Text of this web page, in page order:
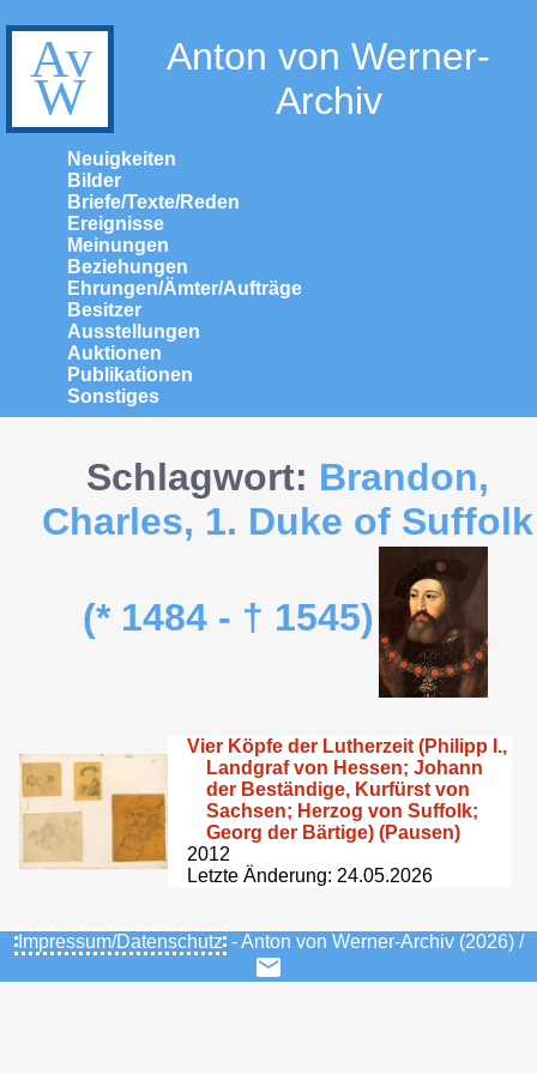
Anton von Werner-
Archiv
Neuigkeiten
Bilder
Briefe/Texte/Reden
Ereignisse
Meinungen
Beziehungen
Ehrungen/Ämter/Aufträge
Besitzer
Ausstellungen
Auktionen
Publikationen
Sonstiges
Schlagwort: Brandon,
Charles, 1. Duke of Suffolk
(* 1484 - † 1545)
Vier Köpfe der Lutherzeit (Philipp I.,
Landgraf von Hessen; Johann
der Beständige, Kurfürst von
Sachsen; Herzog von Suffolk;
Georg der Bärtige) (Pausen)
2012
Letzte Änderung: 24.05.2026
Impressum/Datenschutz - Anton von Werner-Archiv (2026) /